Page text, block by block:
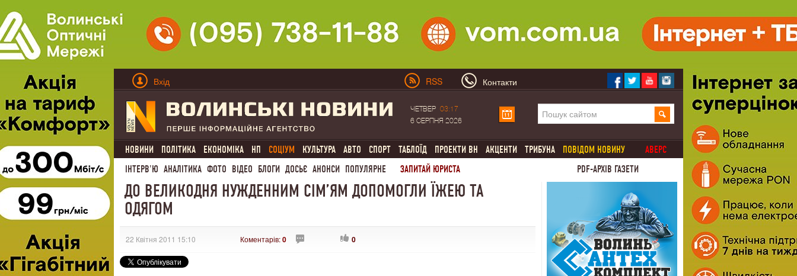
Вхід RSS Контакти
ЧЕТВЕР
03:17
6 СЕРПНЯ 2026
НОВИНИ ПОЛІТИКА ЕКОНОМІКА НП СОЦІУМ КУЛЬТУРА АВТО СПОРТ ТАБЛОЇД ПРОЕКТИ ВН АКЦЕНТИ ТРИБУНА ПОВІДОМ НОВИНУ
АВЕРС
ІНТЕРВ'Ю АНАЛІТИКА ФОТО ВІДЕО БЛОГИ ДОСЬЄ АНОНСИ ПОПУЛЯРНЕ ЗАПИТАЙ ЮРИСТА PDF-АРХІВ ГАЗЕТИ
ДО ВЕЛИКОДНЯ НУЖДЕННИМ СІМ’ЯМ ДОПОМОГЛИ ЇЖЕЮ ТА
ОДЯГОМ
22 Квітня 2011 15:10 Коментарів:0 0